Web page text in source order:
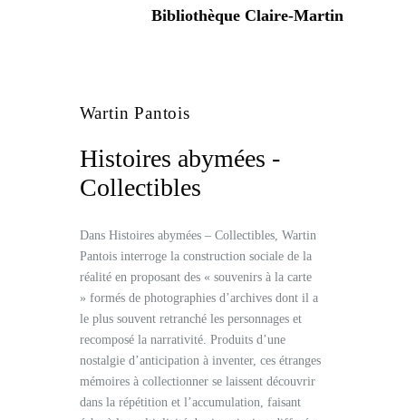
Bibliothèque Claire-Martin
Wartin Pantois
Histoires abymées -
Collectibles
Dans Histoires abymées – Collectibles, Wartin
Pantois interroge la construction sociale de la
réalité en proposant des « souvenirs à la carte
» formés de photographies d’archives dont il a
le plus souvent retranché les personnages et
recomposé la narrativité. Produits d’une
nostalgie d’anticipation à inventer, ces étranges
mémoires à collectionner se laissent découvrir
dans la répétition et l’accumulation, faisant